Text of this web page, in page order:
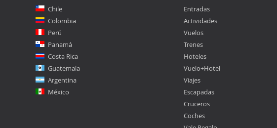
Chile
Colombia
Perú
Panamá
Costa Rica
Guatemala
Argentina
México
Entradas
Actividades
Vuelos
Trenes
Hoteles
Vuelo+Hotel
Viajes
Escapadas
Cruceros
Coches